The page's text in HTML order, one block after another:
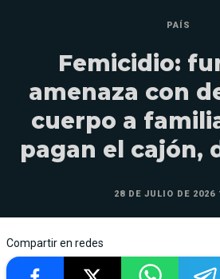
PAÍS
Femicidio:
amenaza con
cuerpo a
pagan el cajón,
28 DE JULIO DE 2026
Compartir en redes